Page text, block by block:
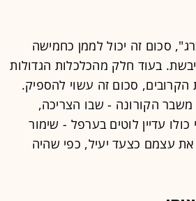
סכום זה יכול לממן כחמישה
בעוד חלק מהכלכלות הגדולות
הקרובים, סכום זה עשוי להספיק.
הקורונה - שבו הצריכה,
עדיין לוטים בערפל - שימור
את עצמם כצעד יעיל, כפי שהיה